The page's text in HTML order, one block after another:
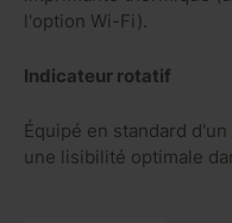
l'option Wi-Fi).
Indicateur rotatif
Équipé en standard
une lisibilité optimale